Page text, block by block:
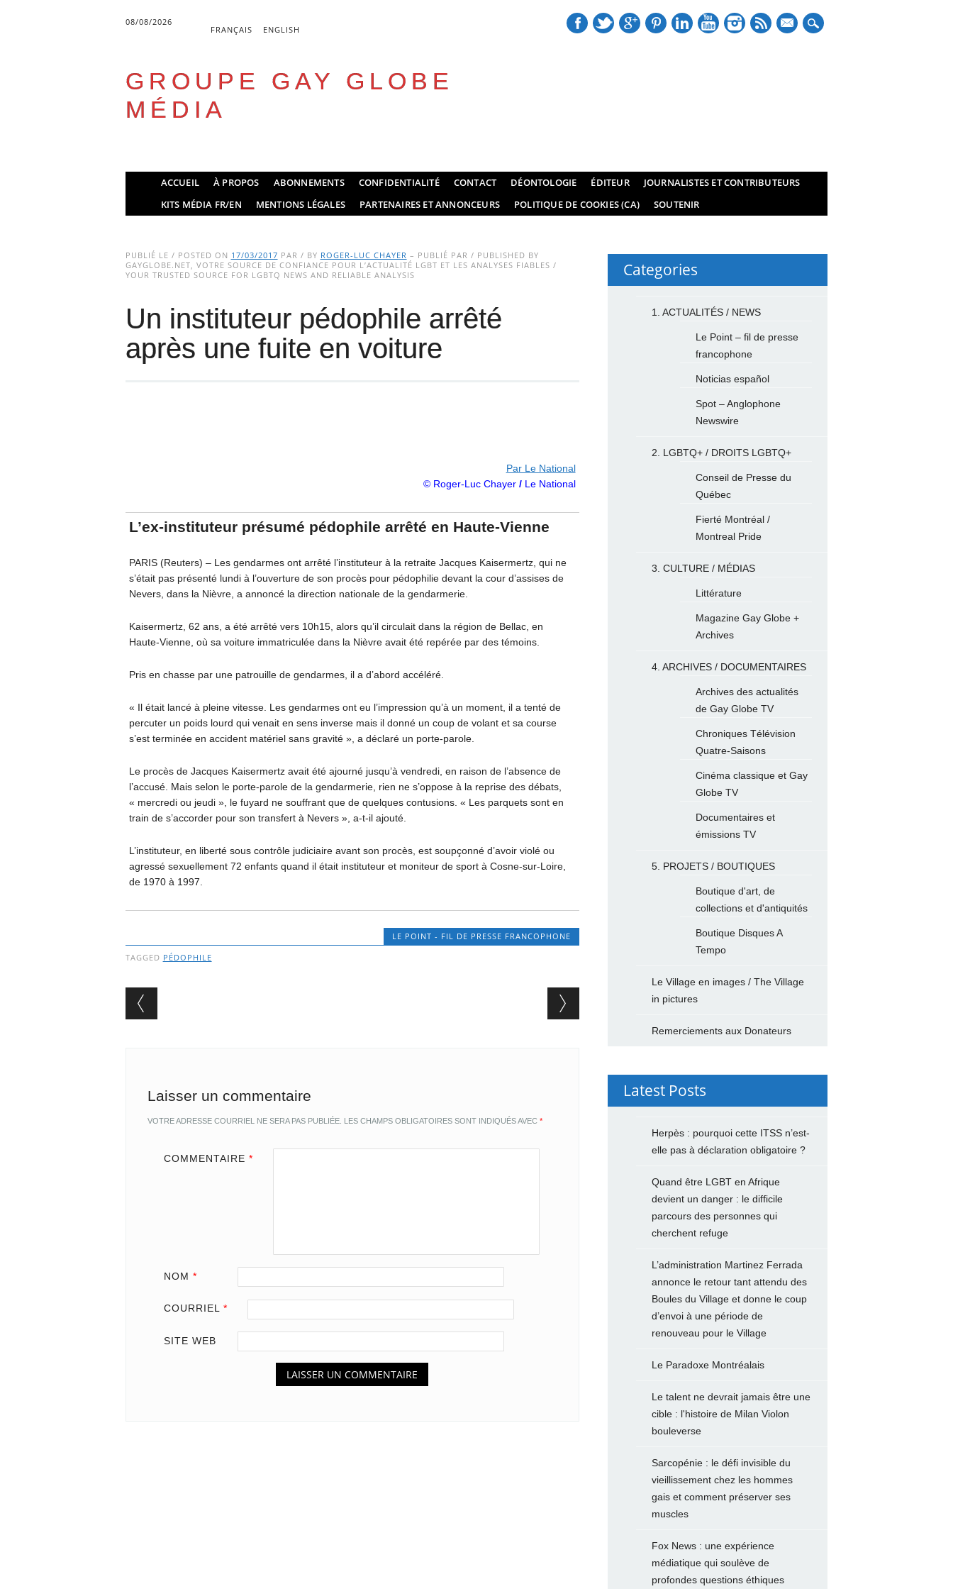
08/08/2026
FRANÇAIS ENGLISH
mail
GROUPE GAY GLOBE
MÉDIA
Main menu
ACCUEIL À PROPOS ABONNEMENTS CONFIDENTIALITÉ CONTACT DÉONTOLOGIE ÉDITEUR
JOURNALISTES ET CONTRIBUTEURS
KITS MÉDIA FR/EN
MENTIONS LÉGALES PARTENAIRES ET ANNONCEURS POLITIQUE DE COOKIES (CA) SOUTENIR
PUBLIÉ LE / POSTED ON 17/03/2017 PAR / BY ROGER-LUC CHAYER – PUBLIÉ PAR / PUBLISHED BY
GAYGLOBE.NET, VOTRE SOURCE DE CONFIANCE POUR L’ACTUALITÉ LGBT ET LES ANALYSES FIABLES /
YOUR TRUSTED SOURCE FOR LGBTQ NEWS AND RELIABLE ANALYSIS
Un instituteur pédophile arrêté
après une fuite en voiture
Par Le National
© Roger-Luc Chayer/Le National
L’ex-instituteur présumé pédophile arrêté en Haute-Vienne
PARIS (Reuters) – Les gendarmes ont arrêté l’instituteur à la retraite Jacques Kaisermertz, qui ne
s’était pas présenté lundi à l’ouverture de son procès pour pédophilie devant la cour d’assises de
Nevers, dans la Nièvre, a annoncé la direction nationale de la gendarmerie.
Kaisermertz, 62 ans, a été arrêté vers 10h15, alors qu’il circulait dans la région de Bellac, en
Haute-Vienne, où sa voiture immatriculée dans la Nièvre avait été repérée par des témoins.
Pris en chasse par une patrouille de gendarmes, il a d’abord accéléré.
« Il était lancé à pleine vitesse. Les gendarmes ont eu l’impression qu’à un moment, il a tenté de
percuter un poids lourd qui venait en sens inverse mais il donné un coup de volant et sa course
s’est terminée en accident matériel sans gravité », a déclaré un porte-parole.
Le procès de Jacques Kaisermertz avait été ajourné jusqu’à vendredi, en raison de l’absence de
l’accusé. Mais selon le porte-parole de la gendarmerie, rien ne s’oppose à la reprise des débats,
« mercredi ou jeudi », le fuyard ne souffrant que de quelques contusions. « Les parquets sont en
train de s’accorder pour son transfert à Nevers », a-t-il ajouté.
L’instituteur, en liberté sous contrôle judiciaire avant son procès, est soupçonné d’avoir violé ou
agressé sexuellement 72 enfants quand il était instituteur et moniteur de sport à Cosne-sur-Loire,
de 1970 à 1997.
LE POINT - FIL DE PRESSE FRANCOPHONE
TAGGED PÉDOPHILE
Post navigation
Laisser un commentaire
VOTRE ADRESSE COURRIEL NE SERA PAS PUBLIÉE. LES CHAMPS OBLIGATOIRES SONT INDIQUÉS AVEC *
COMMENTAIRE *
NOM *
COURRIEL *
SITE WEB
Categories
1. ACTUALITÉS / NEWS
Le Point – fil de presse
francophone
Noticias español
Spot – Anglophone
Newswire
2. LGBTQ+ / DROITS LGBTQ+
Conseil de Presse du
Québec
Fierté Montréal /
Montreal Pride
3. CULTURE / MÉDIAS
Littérature
Magazine Gay Globe +
Archives
4. ARCHIVES / DOCUMENTAIRES
Archives des actualités
de Gay Globe TV
Chroniques Télévision
Quatre-Saisons
Cinéma classique et Gay
Globe TV
Documentaires et
émissions TV
5. PROJETS / BOUTIQUES
Boutique d'art, de
collections et d'antiquités
Boutique Disques A
Tempo
Le Village en images / The Village
in pictures
Remerciements aux Donateurs
Latest Posts
Herpès : pourquoi cette ITSS n’est-
elle pas à déclaration obligatoire ?
Quand être LGBT en Afrique
devient un danger : le difficile
parcours des personnes qui
cherchent refuge
L’administration Martinez Ferrada
annonce le retour tant attendu des
Boules du Village et donne le coup
d’envoi à une période de
renouveau pour le Village
Le Paradoxe Montréalais
Le talent ne devrait jamais être une
cible : l'histoire de Milan Violon
bouleverse
Sarcopénie : le défi invisible du
vieillissement chez les hommes
gais et comment préserver ses
muscles
Fox News : une expérience
médiatique qui soulève de
profondes questions éthiques